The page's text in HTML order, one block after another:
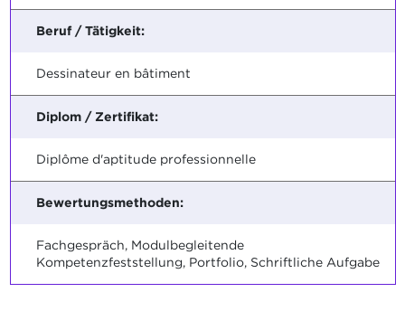
Beruf / Tätigkeit:
Dessinateur en bâtiment
Diplom / Zertifikat:
Diplôme d'aptitude professionnelle
Bewertungsmethoden:
Fachgespräch, Modulbegleitende
Kompetenzfeststellung, Portfolio, Schriftliche Aufgabe